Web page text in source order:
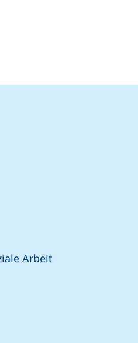
Arbeit
dies zulässt)